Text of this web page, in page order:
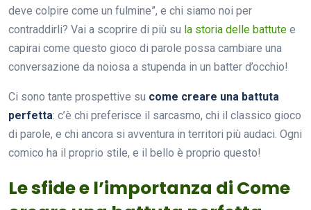
deve colpire come un fulmine”, e chi siamo noi per
contraddirli? Vai a scoprire di più su la storia delle battute e
capirai come questo gioco di parole possa cambiare una
conversazione da noiosa a stupenda in un batter d’occhio!
Ci sono tante prospettive su come creare una battuta
perfetta: c’è chi preferisce il sarcasmo, chi il classico gioco
di parole, e chi ancora si avventura in territori più audaci. Ogni
comico ha il proprio stile, e il bello è proprio questo!
Le sfide e l’importanza di Come